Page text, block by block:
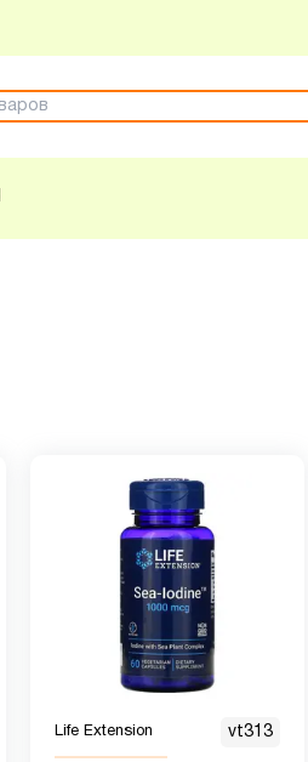
Life Extension vt313